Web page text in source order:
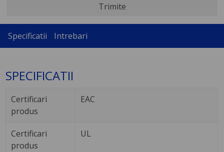
Trimite
Specificatii Intrebari
SPECIFICATII
Certificari
produs
EAC
Certificari
produs
UL